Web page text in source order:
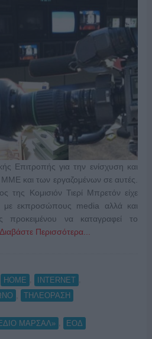
Επιτροπής για την ενίσχυση και
ΜΜΕ και των εργαζομένων σε αυτές.
της Κομισιόν Τιερί Μπρετόν είχε
με εκπροσώπους media αλλά και
προκειμένου να καταγραφεί το
Διαβάστε Περισσότερα...
HOME INTERNET
ΤΗΛΕΟΡΑΣΗ
ΜΑΡΣΑΛ» ΕΟΔ